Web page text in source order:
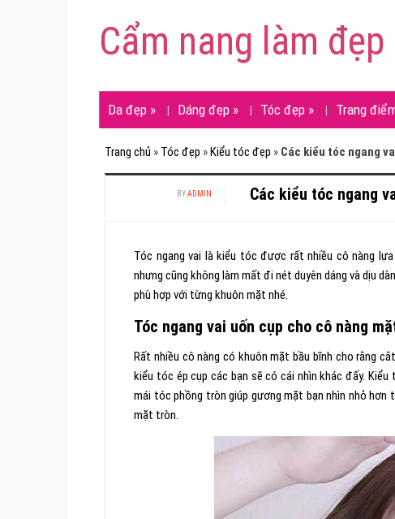
Cẩm nang làm đẹp
Da đẹp » Dáng đẹp » Tóc đẹp » Trang
Trang chủ » Tóc đẹp »Kiểu tóc đẹp » Các kiểu tóc ngang
BYADMIN Các kiểu tóc ngang
Tóc ngang vai là kiểu tóc được rất nhiều cô nàng
nhưng cũng không làm mất đi nét duyên dáng và dịu
phù hợp với từng khuôn mặt nhé.
Tóc ngang vai uốn cụp cho cô nàng
Rất nhiều cô nàng có khuôn mặt bầu bĩnh cho rằng
kiểu tóc ép cụp các bạn sẽ có cái nhìn khác đấy.
mái tóc phồng tròn giúp gương mặt bạn nhìn nhỏ hơn
mặt tròn.